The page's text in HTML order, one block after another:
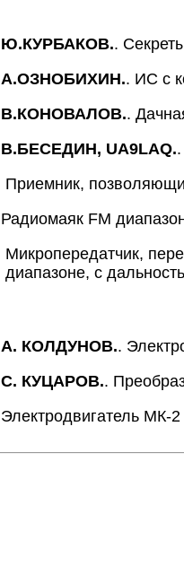
Ю.КУРБАКОВ..
А.ОЗНОБИХИН.. ИС с
В.КОНОВАЛОВ..
В.БЕСЕДИН, UA9LAQ.
Приемник,
Радиомаяк FM
Микропередатчик,
диапазоне, с
А. КОЛДУНОВ..
С. КУЦАРОВ..
Электродвигатель МК-2